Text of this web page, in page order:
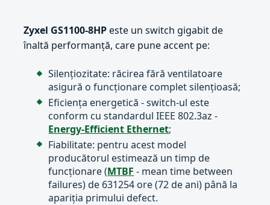
Zyxel GS1100-8HPeste un switch gigabit de
înaltă performanță, care pune accent pe:
Silențiozitate: răcirea fără ventilatoare
asigură o funcționare complet silențioasă;
Eficiența energetică - switch-ul este
conform cu standardul IEEE 802.3az -
Energy-Efficient Ethernet;
Fiabilitate: pentru acest model
producătorul estimează un timp de
funcționare (MTBF - mean time between
failures) de 631254 ore (72 de ani) până la
apariția primului defect.